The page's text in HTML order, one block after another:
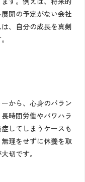
開の予定がない会社
、自分の成長を真剣
から、心身のバラン
時間労働やパワハラ
してしまうケースも
理をせずに休養を取
切です。